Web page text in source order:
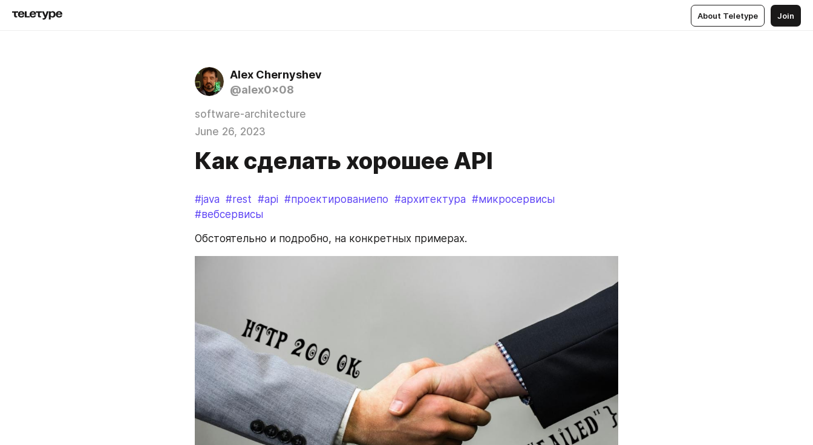
About Teletype Join
Alex Chernyshev
@alex0x08
software-architecture
June 26, 2023
Как сделать хорошее API
#java #rest #api #проектированиепо #архитектура #микросервисы
#вебсервисы
Обстоятельно и подробно, на конкретных примерах.